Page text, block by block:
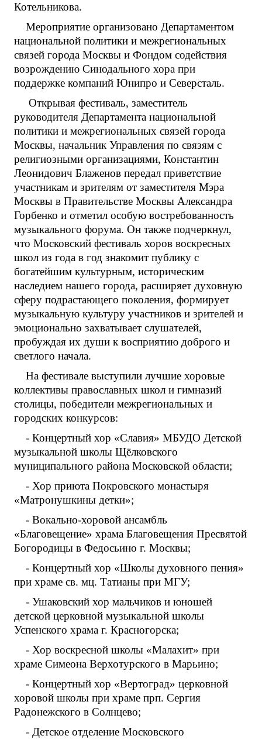
Котельникова.
Мероприятие организовано Департаментом
национальной политики и межрегиональных
связей города Москвы и Фондом содействия
возрождению Синодального хора при
поддержке компаний Юнипро и Северсталь.
Открывая фестиваль, заместитель
руководителя Департамента национальной
политики и межрегиональных связей города
Москвы, начальник Управления по связям с
религиозными организациями, Константин
Леонидович Блаженов передал приветствие
участникам и зрителям от заместителя Мэра
Москвы в Правительстве Москвы Александра
Горбенко и отметил особую востребованность
музыкального форума. Он также подчеркнул,
что Московский фестиваль хоров воскресных
школ из года в год знакомит публику с
богатейшим культурным, историческим
наследием нашего города, расширяет духовную
сферу подрастающего поколения, формирует
музыкальную культуру участников и зрителей и
эмоционально захватывает слушателей,
пробуждая их души к восприятию доброго и
светлого начала.
На фестивале выступили лучшие хоровые
коллективы православных школ и гимназий
столицы, победители межрегиональных и
городских конкурсов:
- Концертный хор «Славия» МБУДО Детской
музыкальной школы Щёлковского
муниципального района Московской области;
- Хор приюта Покровского монастыря
«Матронушкины детки»;
- Вокально-хоровой ансамбль
«Благовещение» храма Благовещения Пресвятой
Богородицы в Федосьино г. Москвы;
- Концертный хор «Школы духовного пения»
при храме св. мц. Татианы при МГУ;
- Ушаковский хор мальчиков и юношей
детской церковной музыкальной школы
Успенского храма г. Красногорска;
- Хор воскресной школы «Малахит» при
храме Симеона Верхотурского в Марьино;
- Концертный хор «Вертоград» церковной
хоровой школы при храме прп. Сергия
Радонежского в Солнцево;
- Детское отделение Московского